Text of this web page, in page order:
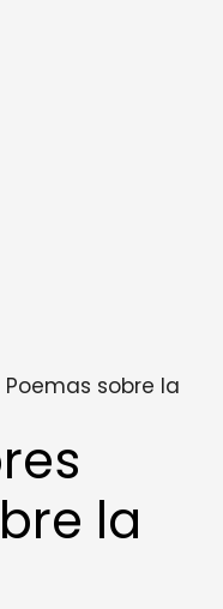
Poemas sobre la
la